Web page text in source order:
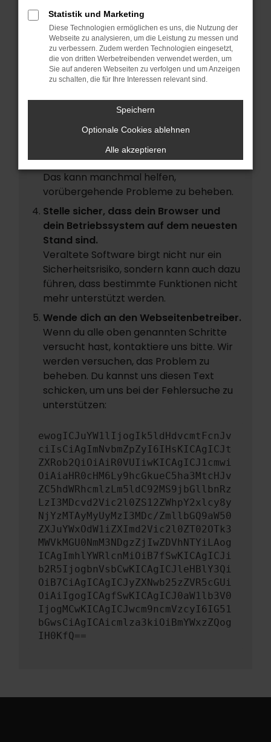
Überprüfe deine Firewall und deine
Internetverbindung.
Laden andere Webseiten, zum Beispiel
deine Suchmaschine?
Prüfe deine Browsererweiterungen.
Manche Erweiterungen, wie
Werbeblocker, können das Laden
bestimmter Seiten verhindern.
Funktioniert die Seite in einem anderen
Browser oder in einem privaten Fenster?
Starte dein Gerät neu.
Das kann manchmal helfen,
vorübergehende Probleme zu beheben.
Stelle sicher, dass dein Browser und
dein Betriebssystem auf dem neuesten
Stand sind.
Veraltete Software birgt nicht nur ein
Sicherheitsrisiko, sondern kann auch dazu
führen, dass bestimmte Funktionen nicht
mehr unterstützt werden.
Wende dich an den Webseitenbetreiber.
Wenn du alle oben genannten Schritte
versucht hast, kontaktiere uns bitte. Wir
werden versuchen, das Problem zu
beheben. Du kannst uns diesen Text
schicken, um uns bei der Fehlersuche zu
unterstützen:
ewogICJuYW1lIjogIk5ldHdvcmtFcnJv
ciIsCiAgImNvbmZpZyI6IHsKICAgICJt
ZXRob2QiOiAiR0VUIiwKICAgICJ1cmwi
OiAiaHR0cHM6Ly9hcGkueC5ha3MtcHJv
ZC5hdWRhcmlzLm5ldC92MS9jbGllbnRz
LzI3MDcvd2Vic2l0ZS12ZWhpY2xlcy8y
NjYzMTAyMyUyMzI3MDc/ZmllbGQ9aW50
ZXJuYWxOdW1iZXImd2Vic2l0ZT02OTk3
MWVkMGU0NmM3NDgzZjIwZDVhNTYiLAog
ICAgImhlYWRlcnMiOiB7fSwKICAgICJi
b2R5IjogbnVsbCwKICAgICJleHBlY3Qi
OiB7CiAgICAgICJyZXNwb25zZVR5cGUi
OiAiIgogICAgfSwKICAgICJ0aW1lb3V0
IjogMCwKICAgICJwcm9ncmVzcyI6IG51
bGwsCiAgICAicmlza3kiOiBmYWxzZQog
IH0KfQ==
Statistik und Marketing
Diese Technologien ermöglichen es uns, die Nutzung der
Webseite zu analysieren, um die Leistung zu messen und
zu verbessern. Zudem werden Technologien eingesetzt,
die von dritten Werbetreibenden verwendet werden, um
Sie auf anderen Webseiten zu verfolgen und um Anzeigen
zu schalten, die für Ihre Interessen relevant sind.
Speichern
Optionale Cookies ablehnen
Alle akzeptieren